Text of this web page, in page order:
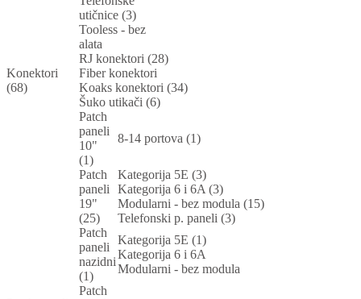
utičnice (3)
Tooless - bez
alata
Konektori
(68)
RJ konektori (28)
Fiber konektori
Koaks konektori (34)
Šuko utikači (6)
Patch
paneli
10"
(1)
8-14 portova (1)
Patch
paneli
19"
(25)
Kategorija 5E (3)
Kategorija 6 i 6A (3)
Modularni - bez modula (15)
Telefonski p. paneli (3)
Patch
paneli
nazidni
(1)
Kategorija 5E (1)
Kategorija 6 i 6A
Modularni - bez modula
Patch